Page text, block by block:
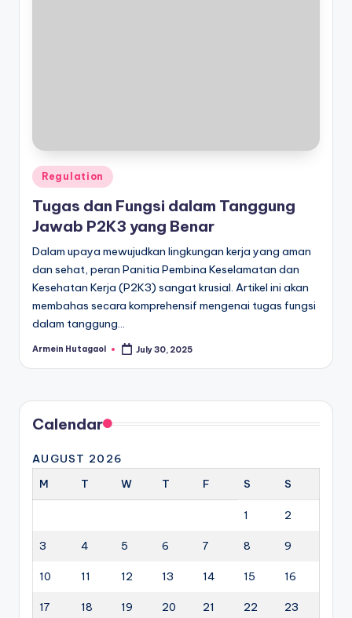
Posted
in
Regulation
Tugas dan Fungsi dalam Tanggung
Jawab P2K3 yang Benar
Dalam upaya mewujudkan lingkungan kerja yang aman
dan sehat, peran Panitia Pembina Keselamatan dan
Kesehatan Kerja (P2K3) sangat krusial. Artikel ini akan
membahas secara komprehensif mengenai tugas fungsi
dalam tanggung…
Posted
Armein Hutagaol July 30, 2025
Calendar
AUGUST 2026
M
T W T F S S
1 2
3 4 5 6 7 8 9
10 11 12 13 14 15 16
17 18 19 20 21 22 23